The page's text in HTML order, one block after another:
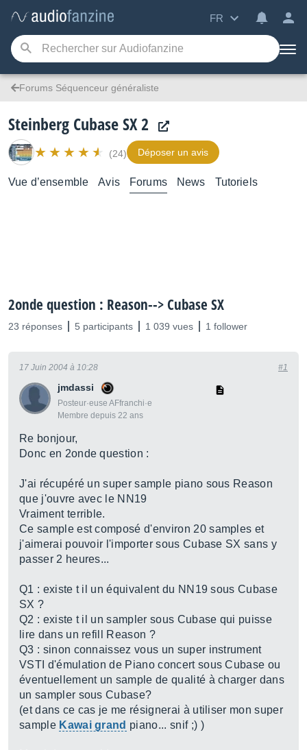
FR
Forums Séquenceur généraliste
Steinberg Cubase SX 2
(24) Déposer un avis
Vue d’ensemble Avis Forums News Tutoriels
2onde question : Reason--> Cubase SX
23 réponses 5 participants 1 039 vues 1 follower
jmdassi
Posteur·euse AFfranchi·e
Membre depuis 22 ans
17 Juin 2004 à 10:28 #1
Re bonjour,
Donc en 2onde question :
J'ai récupéré un super sample piano sous Reason
que j'ouvre avec le NN19
Vraiment terrible.
Ce sample est composé d'environ 20 samples et
j'aimerai pouvoir l'importer sous Cubase SX sans y
passer 2 heures...
Q1 : existe t il un équivalent du NN19 sous Cubase
SX ?
Q2 : existe t il un sampler sous Cubase qui puisse
lire dans un refill Reason ?
Q3 : sinon connaissez vous un super instrument
VSTI d'émulation de Piano concert sous Cubase ou
éventuellement un sample de qualité à charger dans
un sampler sous Cubase?
(et dans ce cas je me résignerai à utiliser mon super
sample Kawai grand piano... snif ;) )